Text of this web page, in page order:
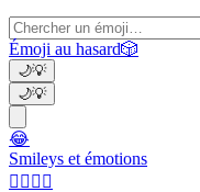
Émoji au hasard🎲
🌙💡
🌙💡
😂
Smileys et émotions
👩‍❤️‍💋‍👨